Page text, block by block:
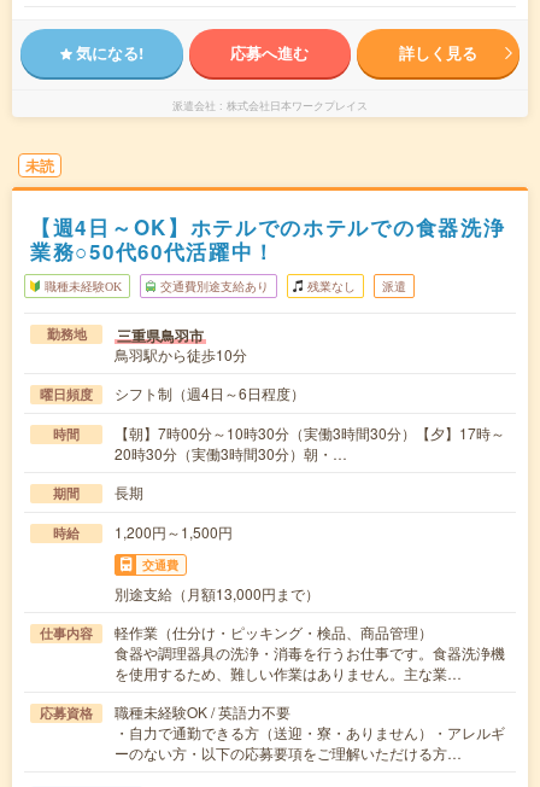
気になる! 応募へ進む 詳しく見る
派遣会社 株式会社日本ワークプレイス
未読
【週4日～OK】ホテルでのホテルでの食器洗浄
業務○50代60代活躍中！
職種未経験OK 交通費別途支給あり 残業なし 派遣
勤務地 三重県鳥羽市
鳥羽駅から徒歩10分
曜日頻度 シフト制（週4日～6日程度）
時間
【朝】7時00分～10時30分（実働3時間30分）【夕】17時～
20時30分（実働3時間30分）朝・…
期間 長期
時給 1,200円～1,500円
交通費
別途支給（月額13,000円まで）
仕事内容
軽作業（仕分け・ピッキング・検品、商品管理）
食器や調理器具の洗浄・消毒を行うお仕事です。食器洗浄機
を使用するため、難しい作業はありません。主な業…
応募資格
職種未経験OK / 英語力不要
・自力で通勤できる方（送迎・寮・ありません）・アレルギ
ーのない方・以下の応募要項をご理解いただける方…